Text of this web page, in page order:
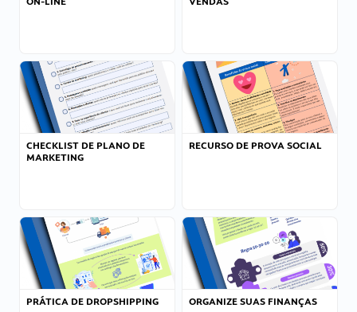
CHECKLIST DE PLANO DE
MARKETING
RECURSO DE PROVA SOCIAL
PRÁTICA DE DROPSHIPPING ORGANIZE SUAS FINANÇAS